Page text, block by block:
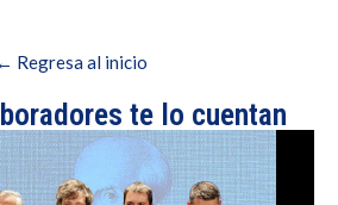
← Regresa al inicio
te lo cuentan